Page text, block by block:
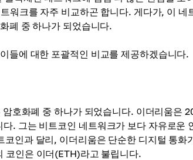
워크를 자주 비교하곤 합니다. 게다가, 이 네
폐 중 하나가 되었습니다.
들에 대한 포괄적인 비교를 제공하겠습니다.
암호화폐 중 하나가 되었습니다. 이더리움은
. 그는 비트코인 네트워크가 보다 자유로운
인과 달리, 이더리움은 단순한 디지털 통화
코인은 이더(ETH)라고 불립니다.